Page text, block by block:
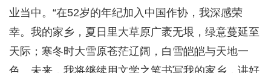
业当中。“在52岁的年纪加入中国作协，我深感荣
幸。我的家乡，夏日里大草原广袤无垠，绿意蔓延至
天际；寒冬时大雪原苍茫辽阔，白雪皑皑与天地一
色。未来，我将继续用文学之笔书写我的家乡，讲好